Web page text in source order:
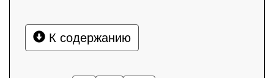
К содержанию